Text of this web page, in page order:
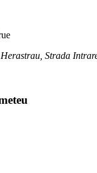
Strada